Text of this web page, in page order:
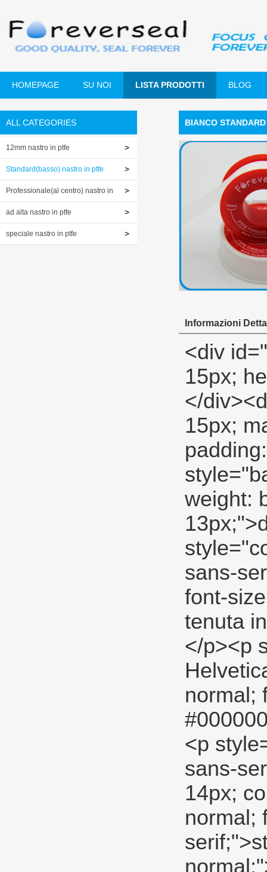
HOMEPAGE SU NOI LISTA PRODOTTI BLOG
ALL CATEGORIES
12mm nastro in ptfe
Standard(basso) nastro in ptfe
Professionale(al centro) nastro in
ptfe
ad alta nastro in ptfe
speciale nastro in ptfe
BIANCO
Informazioni
<div id="ali-anchor-description" style="margin-top: 15px; height: 22px;" data-section="description">&nbsp;</div><div id="ali-title-description" style="margin-top: 15px; margin-bottom: 7px;"><div style="height: 13px; padding: 8px 0; border-bottom: 1px solid #ddd;"><span style="background-color: #ddd; color: #333; font-weight: bold; padding: 8px 15px; line-height: 13px;">descrizione del prodotto</span></div></div><p style="color: #666666; font-family: Arial, Helvetica, sans-serif;"><strong><span style="color: #000000; font-size: 18px;">Bianco standard di qualità filetto di tenuta in ptfe nastri- nastro di tenuta</span></strong></p><p style="color: #666666; font-family: Arial, Helvetica, sans-serif;"><span style="line-height: normal; font-size: 14px; color: #000000;">Standard(basso) nastro in ptfe</span></p><p style="color: #666666; font-family: Arial, Helvetica, sans-serif;"><span style="line-height: 21px; font-size: 14px; color: #000000;"><span style="line-height: normal; font-family: arial, helvetica, sans-serif;">standard</span><span style="line-height: normal;">Grado nastro bianco ptfe adatto per aria, acqua, idraulico e bassa pressione linee.</span></span></p><p style="color: #666666; font-family: Arial, Helvetica, sans-serif;">&nbsp;</p><table class="aliDataTable" style="width: 426.1pt; font-family: Verdana, Arial, Helvetica, sans-serif;"><tbody><tr align="left"><td style="width: 167.7pt;" rowspan="5" valign="center"><p><strong><span style="line-height: 24px; font-family: Arial; font-size: 12pt;">Specificazione:</span></strong></p></td><td style="width: 258.4pt;"